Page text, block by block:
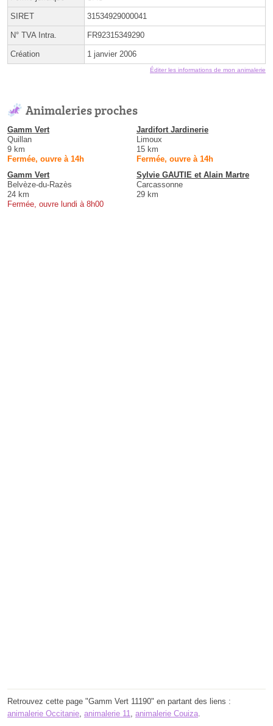
SIRET 31534929000041
N° TVA Intra. FR92315349290
Création 1 janvier 2006
Éditer les informations de mon animalerie
Animaleries proches
Gamm Vert
Quillan
9 km
Fermée, ouvre à 14h
Jardifort Jardinerie
Limoux
15 km
Fermée, ouvre à 14h
Gamm Vert
Belvèze-du-Razès
24 km
Fermée, ouvre lundi à 8h00
Sylvie GAUTIE et Alain Martre
Carcassonne
29 km
Retrouvez cette page "Gamm Vert 11190" en partant des liens :
animalerie Occitanie, animalerie 11, animalerie Couiza.